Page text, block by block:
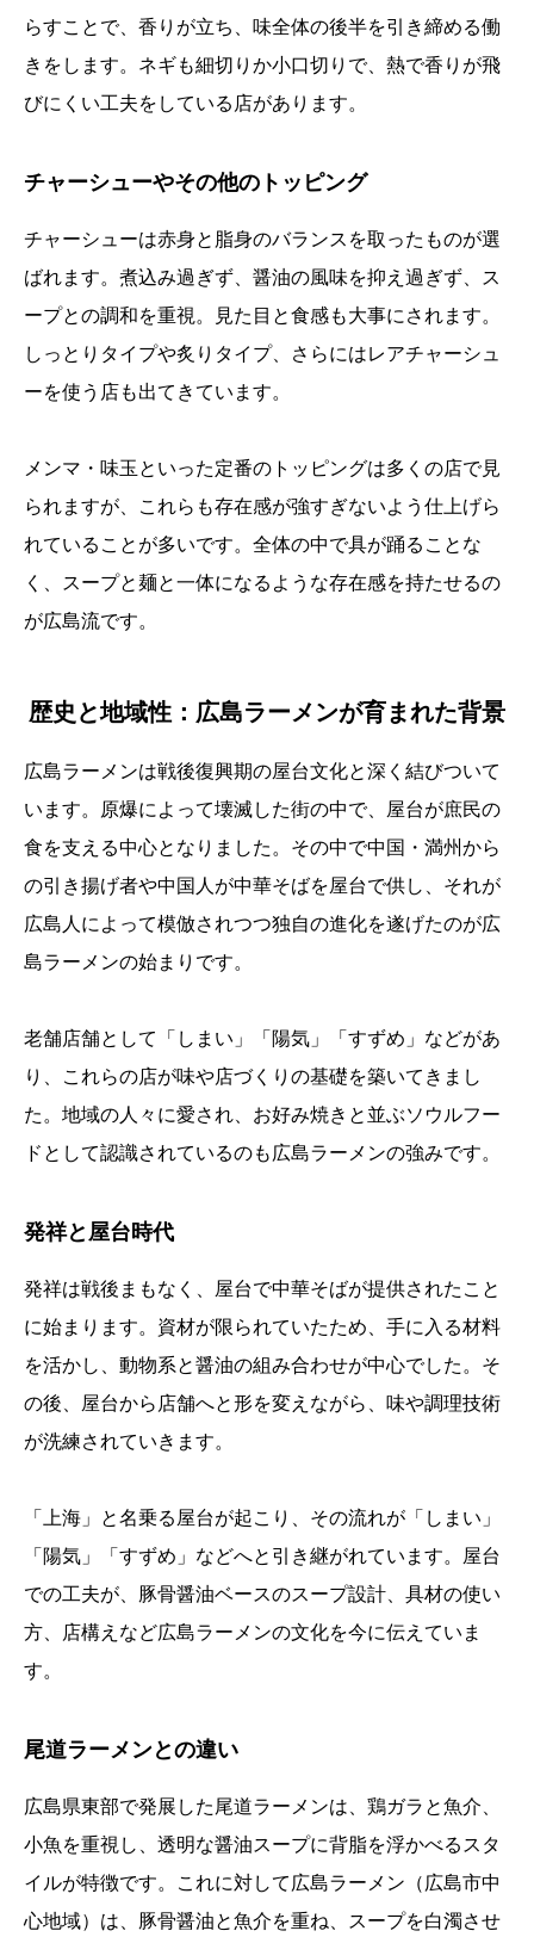
らすことで、香りが立ち、味全体の後半を引き締める働
きをします。ネギも細切りか小口切りで、熱で香りが飛
びにくい工夫をしている店があります。
チャーシューやその他のトッピング
チャーシューは赤身と脂身のバランスを取ったものが選
ばれます。煮込み過ぎず、醤油の風味を抑え過ぎず、ス
ープとの調和を重視。見た目と食感も大事にされます。
しっとりタイプや炙りタイプ、さらにはレアチャーシュ
ーを使う店も出てきています。
メンマ・味玉といった定番のトッピングは多くの店で見
られますが、これらも存在感が強すぎないよう仕上げら
れていることが多いです。全体の中で具が踊ることな
く、スープと麺と一体になるような存在感を持たせるの
が広島流です。
歴史と地域性：広島ラーメンが育まれた背景
広島ラーメンは戦後復興期の屋台文化と深く結びついて
います。原爆によって壊滅した街の中で、屋台が庶民の
食を支える中心となりました。その中で中国・満州から
の引き揚げ者や中国人が中華そばを屋台で供し、それが
広島人によって模倣されつつ独自の進化を遂げたのが広
島ラーメンの始まりです。
老舗店舗として「しまい」「陽気」「すずめ」などがあ
り、これらの店が味や店づくりの基礎を築いてきまし
た。地域の人々に愛され、お好み焼きと並ぶソウルフー
ドとして認識されているのも広島ラーメンの強みです。
発祥と屋台時代
発祥は戦後まもなく、屋台で中華そばが提供されたこと
に始まります。資材が限られていたため、手に入る材料
を活かし、動物系と醤油の組み合わせが中心でした。そ
の後、屋台から店舗へと形を変えながら、味や調理技術
が洗練されていきます。
「上海」と名乗る屋台が起こり、その流れが「しまい」
「陽気」「すずめ」などへと引き継がれています。屋台
での工夫が、豚骨醤油ベースのスープ設計、具材の使い
方、店構えなど広島ラーメンの文化を今に伝えていま
す。
尾道ラーメンとの違い
広島県東部で発展した尾道ラーメンは、鶏ガラと魚介、
小魚を重視し、透明な醤油スープに背脂を浮かべるスタ
イルが特徴です。これに対して広島ラーメン（広島市中
心地域）は、豚骨醤油と魚介を重ね、スープを白濁させ